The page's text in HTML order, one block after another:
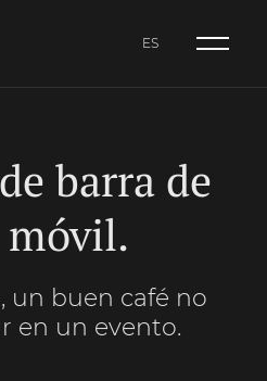
ES
barra de
móvil.
un buen café no
en un evento.